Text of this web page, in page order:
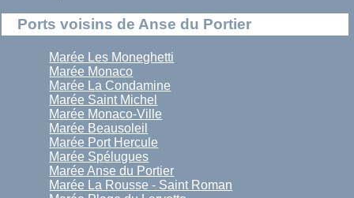
Ports voisins de Anse du Portier
Marée Les Moneghetti
Marée Monaco
Marée La Condamine
Marée Saint Michel
Marée Monaco-Ville
Marée Beausoleil
Marée Port Hercule
Marée Spélugues
Marée Anse du Portier
Marée La Rousse - Saint Roman